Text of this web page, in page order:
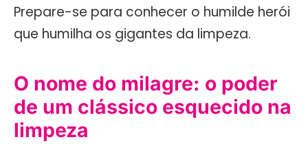
Prepare-se para conhecer o humilde herói
que humilha os gigantes da limpeza.
O nome do milagre: o poder
de um clássico esquecido na
limpeza